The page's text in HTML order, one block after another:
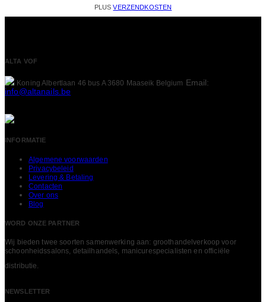
PLUSVERZENDKOSTEN
ALTA VOF
Koning Albertlaan 46 bus A 3680 Maaseik Belgium Email:
info@altanails.be
INFORMATIE
Algemene voorwaarden
Privacybeleid
Levering & Betaling
Contacten
Over ons
Blog
WORD ONZE PARTNER
Wij bieden twee soorten samenwerking aan: groothandelverkoop voor
schoonheidssalons, detailhandels, manicurespecialisten en officiële
distributie.
NEWSLETTER